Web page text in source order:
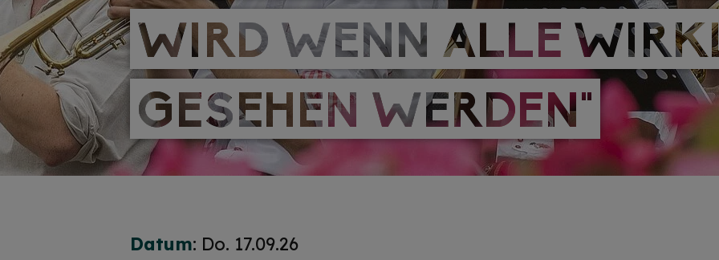
WIRD WENN ALLE
GESEHEN WERDEN"
WIRD WENN ALLE
GESEHEN WERDEN"
Datum: Do. 17.09.26